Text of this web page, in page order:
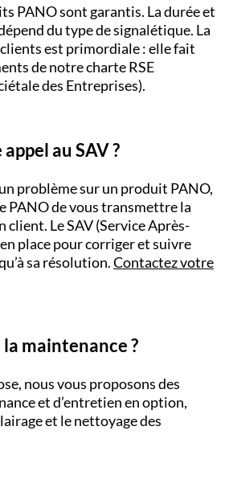
PANO sont garantis. La durée et
du type de signalétique. La
est primordiale : elle fait
de notre charte RSE
des Entreprises).
au SAV ?
problème sur un produit PANO,
PANO de vous transmettre la
client. Le SAV (Service Après-
place pour corriger et suivre
sa résolution.Contactez votre
maintenance ?
nous vous proposons des
et d’entretien en option,
et le nettoyage des